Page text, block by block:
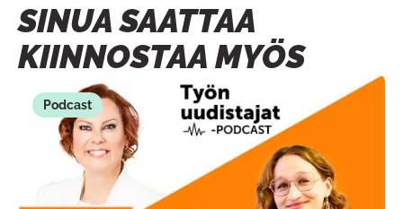
SINUA SAATTAA
KIINNOSTAA MYÖS
Podcast